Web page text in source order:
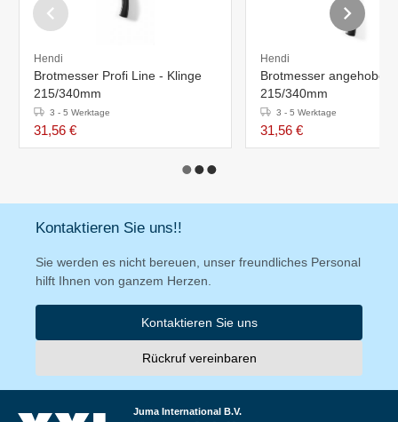
Hendi
Brotmesser Profi Line - Klinge
215/340mm
3 - 5 Werktage
31,56 €
Hendi
Brotmesser angehoben
215/340mm
3 - 5 Werktage
31,56 €
Kontaktieren Sie uns!!
Sie werden es nicht bereuen, unser freundliches Personal
hilft Ihnen von ganzem Herzen.
Kontaktieren Sie uns
Rückruf vereinbaren
Juma International B.V.